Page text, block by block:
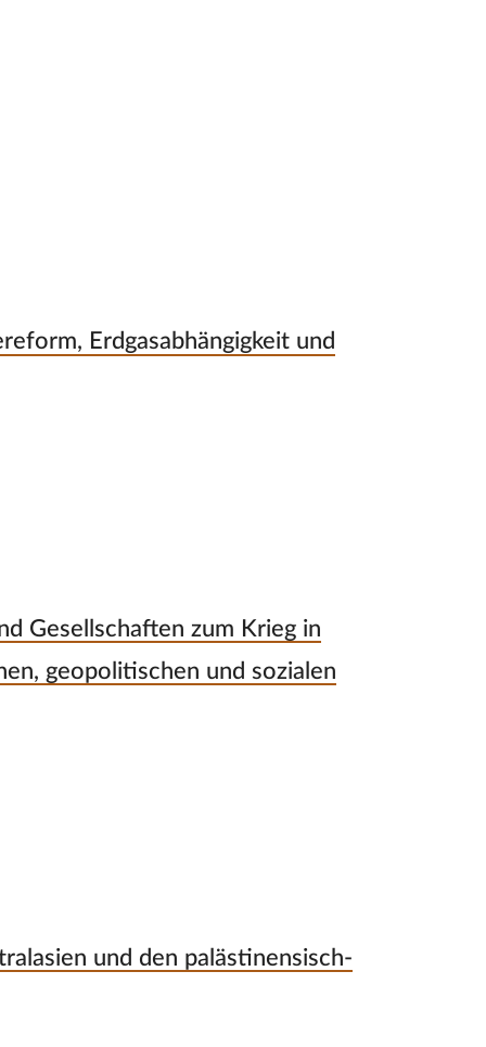
Erdgasabhängigkeit und
Gesellschaften zum Krieg in
geopolitischen und sozialen
und den palästinensisch-